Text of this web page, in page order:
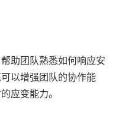
助团队熟悉如何响应安
以增强团队的协作能
应变能力。